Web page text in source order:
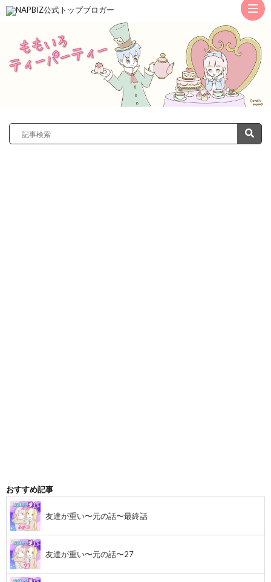
ト
ッ
プ
サ
レ
おすすめ記事
友達が重い〜元の話〜最終話
友達が重い〜元の話〜27